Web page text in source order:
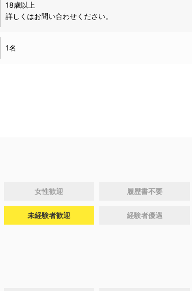
18歳以上
詳しくはお問い合わせください。
1名
女性歓迎 履歴書不要
未経験者歓迎 経験者優遇